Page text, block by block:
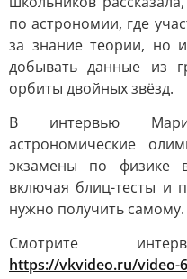
по астрономии, где
за знание теории, но
добывать данные из
орбиты двойных звёзд.
В интервью
астрономические
экзамены по физике
включая блиц-тесты и
нужно получить самому.
Смотрите
https://vkvideo.ru/video-